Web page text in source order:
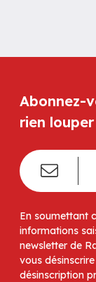
Abonnez-
rien louper
En soumettant
informations
newsletter de
vous
désinscription